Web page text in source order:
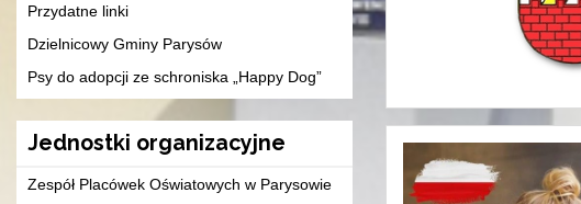
Przydatne linki
Dzielnicowy Gminy Parysów
Psy do adopcji ze schroniska „Happy Dog”
Jednostki organizacyjne
Zespół Placówek Oświatowych w Parysowie